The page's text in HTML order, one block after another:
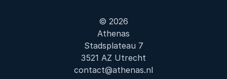
© 2026
Athenas
Stadsplateau 7
3521 AZ Utrecht
contact@athenas.nl